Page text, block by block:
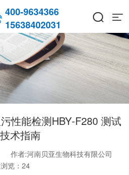
400-9634366
15638402031
 
性能检测HBY‑F280 测试
术指南
作者:河南贝亚生物科技有限公司
浏览： 24